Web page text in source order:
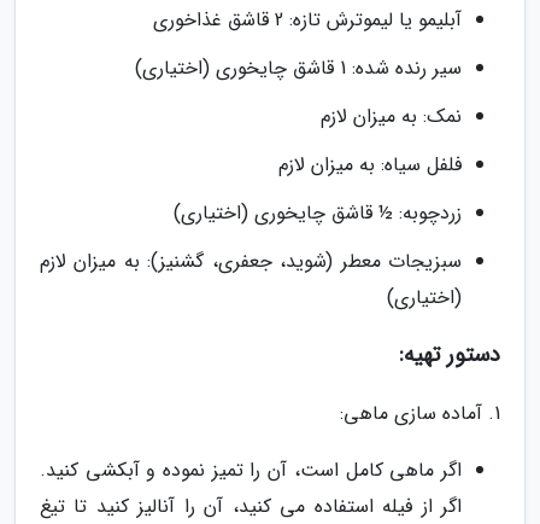
آبلیمو یا لیموترش تازه: 2 قاشق غذاخوری
سیر رنده شده: 1 قاشق چایخوری (اختیاری)
نمک: به میزان لازم
فلفل سیاه: به میزان لازم
زردچوبه: ½ قاشق چایخوری (اختیاری)
سبزیجات معطر (شوید، جعفری، گشنیز): به میزان لازم
(اختیاری)
دستور تهیه:
1. آماده سازی ماهی:
اگر ماهی کامل است، آن را تمیز نموده و آبکشی کنید.
اگر از فیله استفاده می کنید، آن را آنالیز کنید تا تیغ